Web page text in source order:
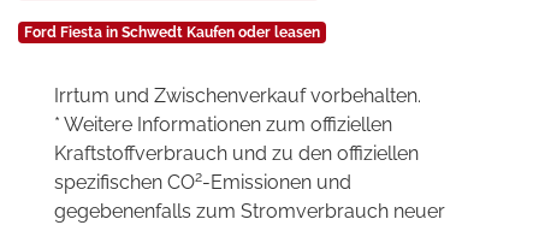
Ford Fiesta in Schwedt Kaufen oder leasen
Irrtum und Zwischenverkauf vorbehalten.
* Weitere Informationen zum offiziellen
Kraftstoffverbrauch und zu den offiziellen
spezifischen CO2-Emissionen und
gegebenenfalls zum Stromverbrauch neuer